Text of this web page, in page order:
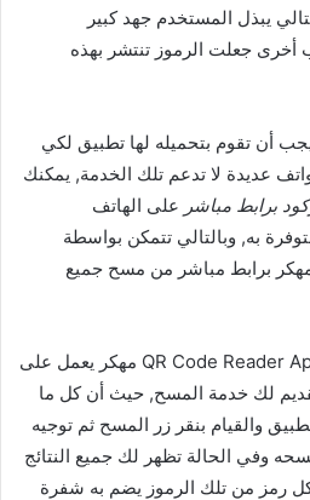
يبذل المستخدم جهد كبير
أخرى جعلت الرموز تنتشر بهذه
أن تقوم بتحميله لها تطبيق لكي
عديدة لا تدعم تلك الخدمة, يمكنك
برابط مباشر على الهاتف
به, وبالتالي تتمكن بواسطة
مهكر برابط مباشر من مسح جميع
كما أن قارئ الباركود QR Code Reader Apk Mod مهكر يعمل على
لك خدمة المسح, حيث أن كل ما
والقيام بنقر زر المسح ثم توجيه
وفي الحالة تظهر لك جميع النتائج
كل رمز من تلك الرموز يضم به شفرة